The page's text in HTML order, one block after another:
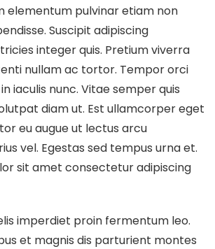
elementum pulvinar etiam non
Suscipit adipiscing
integer quis. Pretium viverra
nullam ac tortor. Tempor orci
iaculis nunc. Vitae semper quis
diam ut. Est ullamcorper eget
eu augue ut lectus arcu
vel. Egestas sed tempus urna et.
sit amet consectetur adipiscing
imperdiet proin fermentum leo.
et magnis dis parturient montes